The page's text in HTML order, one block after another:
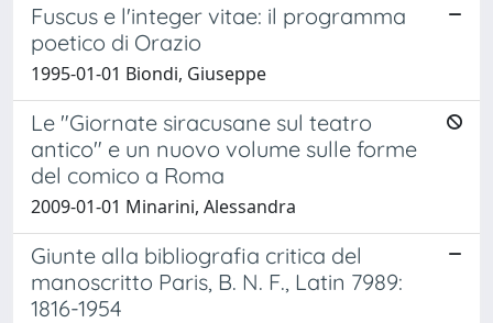
Fuscus e l'integer vitae: il programma
poetico di Orazio
1995-01-01 Biondi, Giuseppe
Le "Giornate siracusane sul teatro
antico" e un nuovo volume sulle forme
del comico a Roma
2009-01-01 Minarini, Alessandra
Giunte alla bibliografia critica del
manoscritto Paris, B. N. F., Latin 7989:
1816-1954